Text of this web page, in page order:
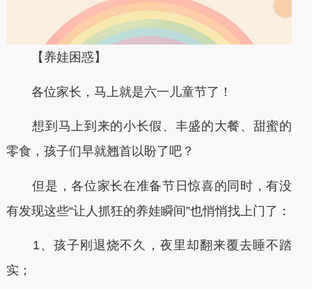
【养娃困惑】
各位家长，马上就是六一儿童节了！
想到马上到来的小长假、丰盛的大餐、甜蜜的
零食，孩子们早就翘首以盼了吧？
但是，各位家长在准备节日惊喜的同时，有没
有发现这些“让人抓狂的养娃瞬间”也悄悄找上门了：
1、孩子刚退烧不久，夜里却翻来覆去睡不踏
实；